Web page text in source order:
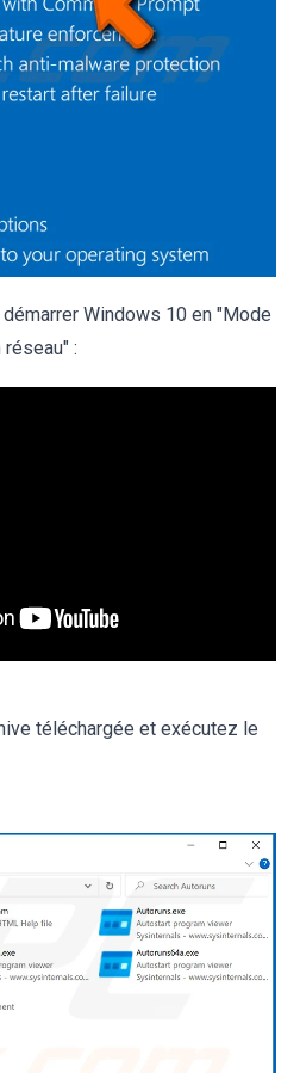
Windows 10 en "Mode
:
téléchargée et exécutez le